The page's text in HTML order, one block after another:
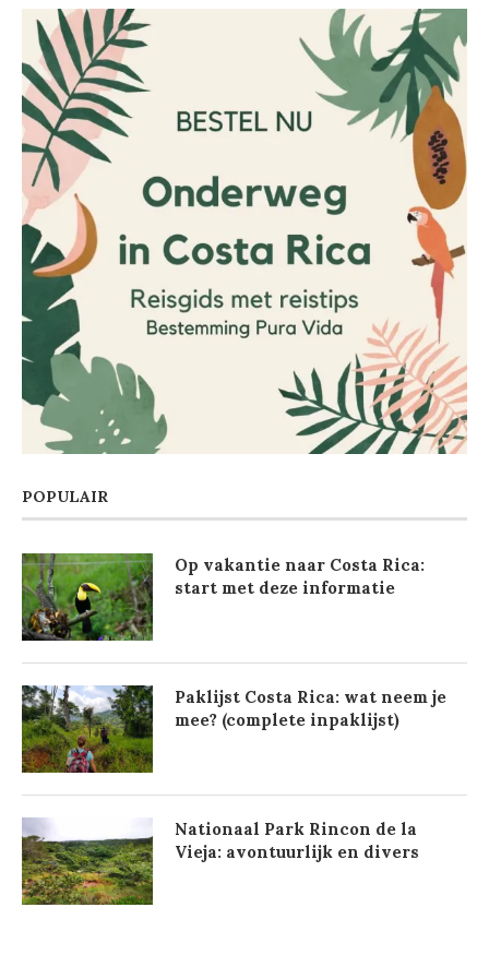
POPULAIR
Op vakantie naar Costa Rica:
start met deze informatie
Paklijst Costa Rica: wat neem je
mee? (complete inpaklijst)
Nationaal Park Rincon de la
Vieja: avontuurlijk en divers